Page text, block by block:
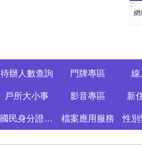
:::
網
待辦人數查詢 門牌專區 線
戶所大小事 影音專區 新
國民身分證資訊專區 檔案應用服務 性別